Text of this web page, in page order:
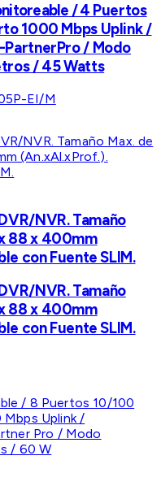
/ 4 Puertos
1000 Mbps Uplink /
/ Modo
/ 45 Watts
EI/M
NVR. Tamaño
88 x 400mm
con Fuente SLIM.
NVR. Tamaño
88 x 400mm
con Fuente SLIM.